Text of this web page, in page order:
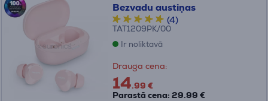
Bezvadu austiņas
(4)
TAT1209PK/00
Ir noliktavā
Drauga cena:
14.99 €
Parastā cena: 29.99 €